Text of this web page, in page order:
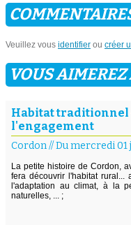
Veuillez vous identifier ou créer
VOUS AIMEREZ
Habitat traditionnel
l'engagement
Cordon//Du mercredi 01
La petite histoire de Cordon,
fera découvrir l'habitat rural...
l'adaptation au climat, à la
naturelles, ... ;